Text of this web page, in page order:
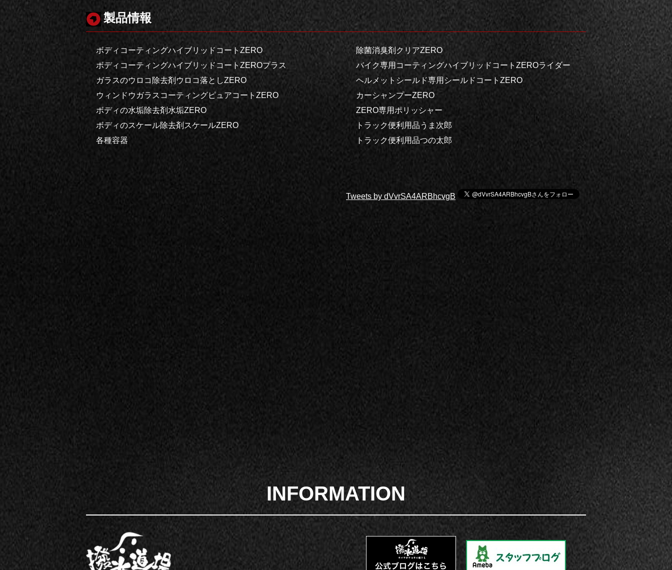
製品情報
ボディコーティングハイブリッドコートZERO
ボディコーティングハイブリッドコートZEROプラス
ガラスのウロコ除去剤ウロコ落としZERO
ウィンドウガラスコーティングピュアコートZERO
ボディの水垢除去剤水垢ZERO
ボディのスケール除去剤スケールZERO
各種容器
除菌消臭剤クリアZERO
バイク専用コーティングハイブリッドコートZEROライダー
ヘルメットシールド専用シールドコートZERO
カーシャンプーZERO
ZERO専用ポリッシャー
トラック便利用品うま次郎
トラック便利用品つの太郎
Tweets by dVvrSA4ARBhcvgB
INFORMATION